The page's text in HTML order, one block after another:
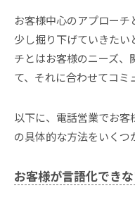
お客様中心のアプロー
少し掘り下げていきたい
チとはお客様のニーズ
て、それに合わせてコミ
以下に、電話営業でお
の具体的な方法をいくつ
お客様が言語化でき